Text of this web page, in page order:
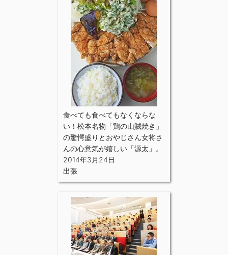
食べても食べてもなくならな
い！松本名物「鶏の山賊焼き」
の驚愕盛りとおやじさん女将さ
んの心意気が嬉しい「源太」。
2014年3月24日
出張